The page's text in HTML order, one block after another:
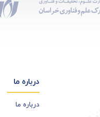
درباره ما
درباره ما